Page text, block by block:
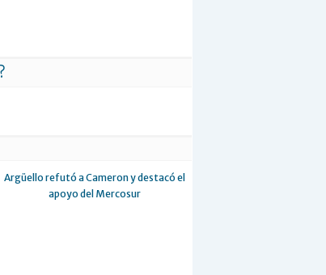
Argüello refutó a Cameron y destacó el
apoyo del Mercosur